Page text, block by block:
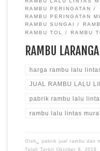
RAMBU PERINGATAN
RAMBU PERINGATAN
RAMBU SUNGAI
RAMBU TOL
RAMBU
RAMBU
harga rambu lalu
JUAL RAMBU LALU
pabrik rambu lalu
rambu lalu lintas
Oleh␣ pabrik jual rambu dan
Telah Terbit Oktober 8, 2019